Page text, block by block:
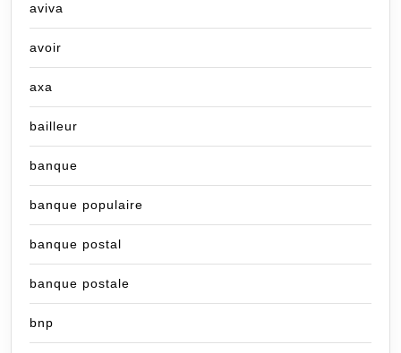
aviva
avoir
axa
bailleur
banque
banque populaire
banque postal
banque postale
bnp